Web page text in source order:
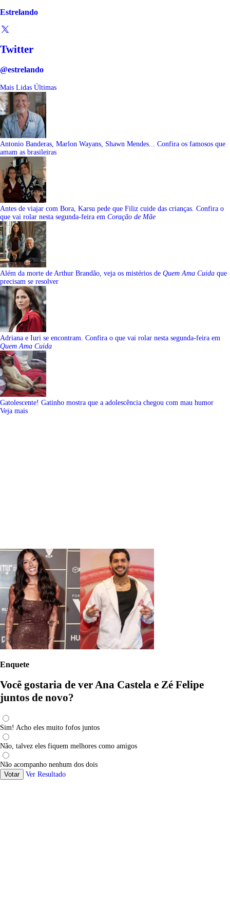
Estrelando
Twitter
@estrelando
Mais Lidas Últimas
Antonio Banderas, Marlon Wayans, Shawn Mendes... Confira os famosos que
amam as brasileiras
Antes de viajar com Bora, Karsu pede que Filiz cuide das crianças. Confira o
que vai rolar nesta segunda-feira em Coração de Mãe
Além da morte de Arthur Brandão, veja os mistérios de Quem Ama Cuida que
precisam se resolver
Adriana e Iuri se encontram. Confira o que vai rolar nesta segunda-feira em
Quem Ama Cuida
Gatolescente! Gatinho mostra que a adolescência chegou com mau humor
Veja mais
Enquete
Você gostaria de ver Ana Castela e Zé Felipe
juntos de novo?
Sim! Acho eles muito fofos juntos
Não, talvez eles fiquem melhores como amigos
Não acompanho nenhum dos dois
Votar
Ver Resultado